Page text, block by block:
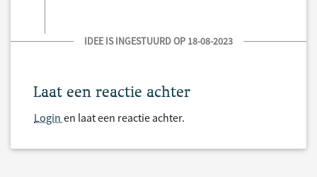
IDEE IS INGESTUURD OP 18-08-2023
Laat een reactie achter
Login en laat een reactie achter.